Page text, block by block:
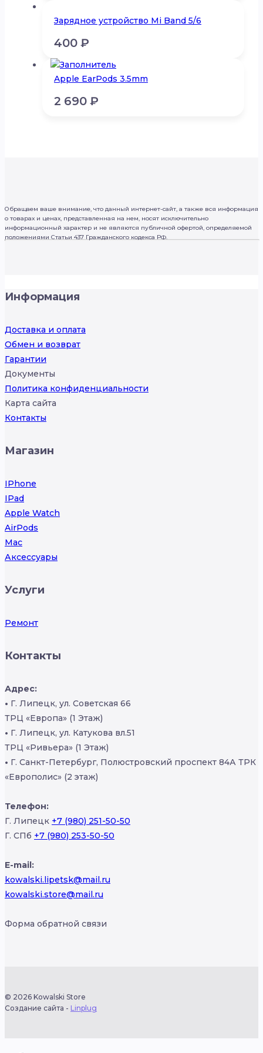
Зарядное устройство Mi Band 5/6
400 ₽
Apple EarPods 3.5mm
2 690 ₽
Обращаем ваше внимание, что данный интернет-сайт, а также вся информация
о товарах и ценах, представленная на нем, носят исключительно
информационный характер и не являются публичной офертой, определяемой
положениями Статьи 437 Гражданского кодекса РФ.
Информация
Доставка и оплата
Обмен и возврат
Гарантии
Документы
Политика конфиденциальности
Карта сайта
Контакты
Магазин
IPhone
IPad
Apple Watch
AirPods
Mac
Аксессуары
Услуги
Ремонт
Контакты
Адрес:
• Г. Липецк, ул. Советская 66
ТРЦ «Европа» (1 Этаж)
• Г. Липецк, ул. Катукова вл.51
ТРЦ «Ривьера» (1 Этаж)
• Г. Санкт-Петербург, Полюстровский проспект 84А ТРК
«Европолис» (2 этаж)
Телефон:
Г. Липецк +7 (980) 251-50-50
Г. СПб +7 (980) 253-50-50
E-mail:
kowalski.lipetsk@mail.ru
kowalski.store@mail.ru
Форма обратной связи
© 2026 Kowalski Store
Создание сайта - Linplug